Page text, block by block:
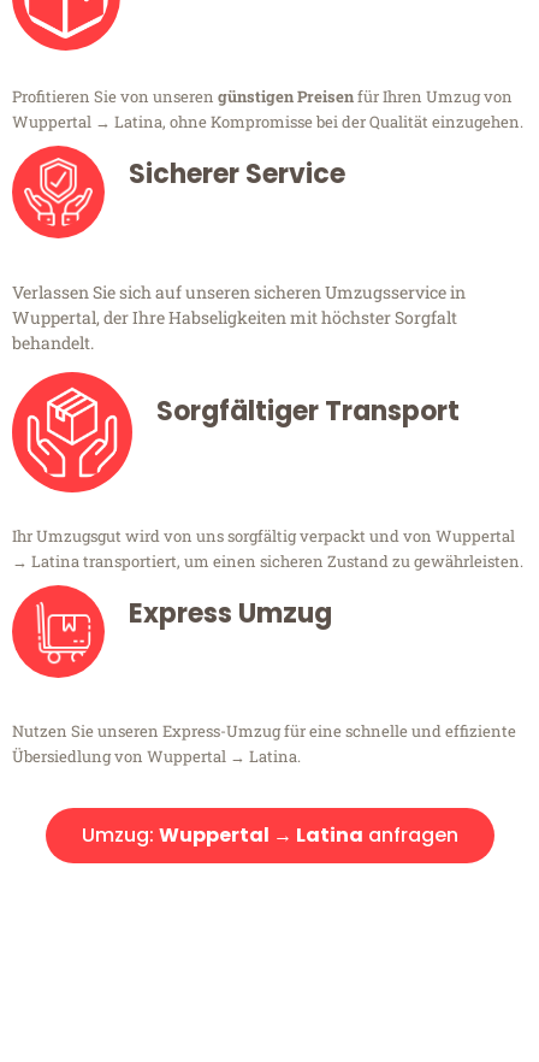
Profitieren Sie von unseren günstigen Preisenfür Ihren Umzug von
Wuppertal → Latina, ohne Kompromisse bei der Qualität einzugehen.
Sicherer Service
Verlassen Sie sich auf unseren sicheren Umzugsservice in
Wuppertal, der Ihre Habseligkeiten mit höchster Sorgfalt
behandelt.
Sorgfältiger Transport
Ihr Umzugsgut wird von uns sorgfältig verpackt und von Wuppertal
→ Latina transportiert, um einen sicheren Zustand zu gewährleisten.
Express Umzug
Nutzen Sie unseren Express-Umzug für eine schnelle und effiziente
Übersiedlung von Wuppertal → Latina.
Umzug: Wuppertal → Latina anfragen